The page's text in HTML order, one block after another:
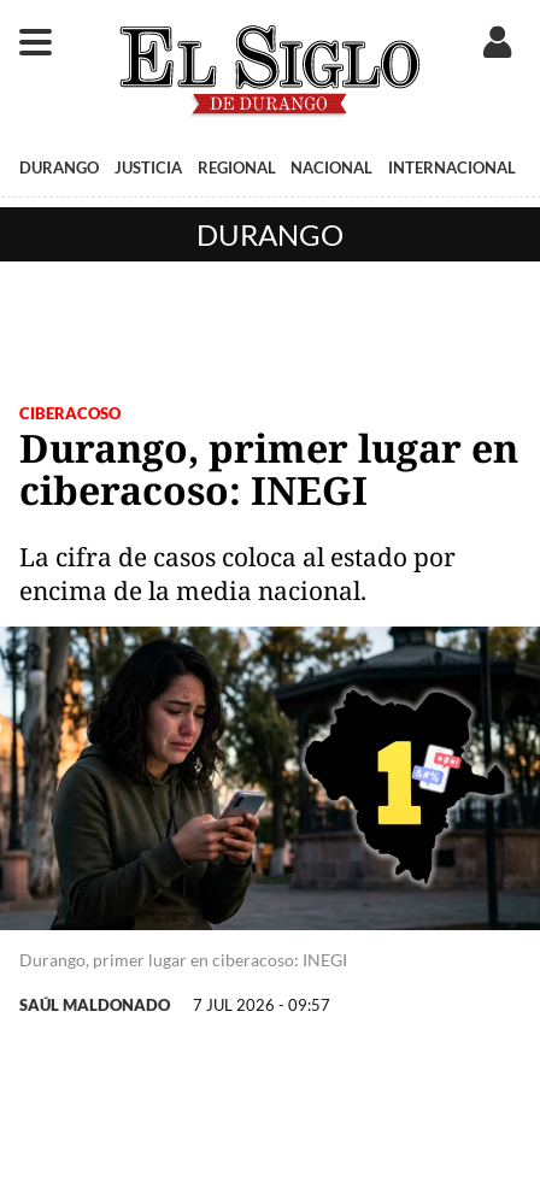
DURANGO JUSTICIA REGIONAL NACIONAL INTERNACIONAL
DURANGO
CIBERACOSO
Durango, primer lugar en
ciberacoso: INEGI
La cifra de casos coloca al estado por
encima de la media nacional.
Durango, primer lugar en ciberacoso: INEGI
SAÚL MALDONADO 7 JUL 2026 - 09:57